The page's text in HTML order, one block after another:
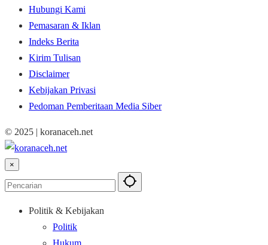
Hubungi Kami
Pemasaran & Iklan
Indeks Berita
Kirim Tulisan
Disclaimer
Kebijakan Privasi
Pedoman Pemberitaan Media Siber
© 2025 | koranaceh.net
×
Politik & Kebijakan
Politik
Hukum